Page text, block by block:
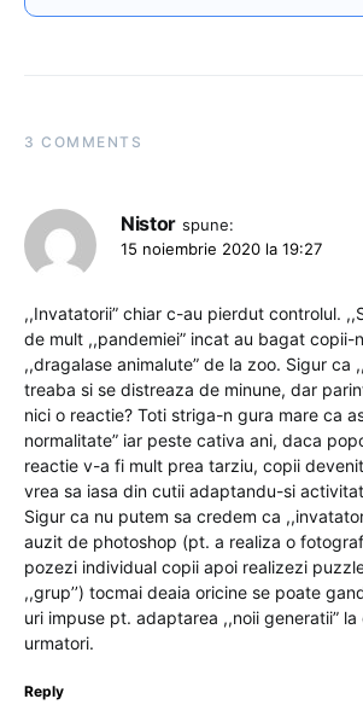
3 COMMENTS
Nistor spune:
15 noiembrie 2020 la 19:27
,,Invatatorii” chiar c-au pierdut controlul.
de mult ,,pandemiei” incat au bagat copii-
,,dragalase animalute” de la zoo. Sigur ca
treaba si se distreaza de minune, dar
nici o reactie? Toti striga-n gura mare ca
normalitate” iar peste cativa ani, daca
reactie v-a fi mult prea tarziu, copii
vrea sa iasa din cutii adaptandu-si
Sigur ca nu putem sa credem ca
auzit de photoshop (pt. a realiza o
pozezi individual copii apoi realizezi
,,grup’’) tocmai deaia oricine se poate
uri impuse pt. adaptarea ,,noii generatii”
urmatori.
Reply